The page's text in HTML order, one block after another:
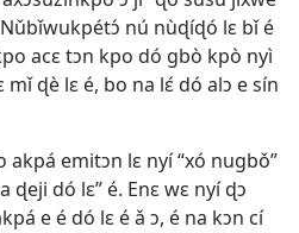
nú nùɖíɖó lɛ bǐ é
acɛ tɔn kpo dó gbò kpò nyì
ɖè lɛ é, bo na lɛ́ dó alɔ e sín
akpá emitɔn lɛ nyí “xó nugbǒ”
ɖeji dó lɛ” é. Enɛ wɛ nyí ɖɔ
e é dó lɛ é ǎ ɔ, é na kɔn cí